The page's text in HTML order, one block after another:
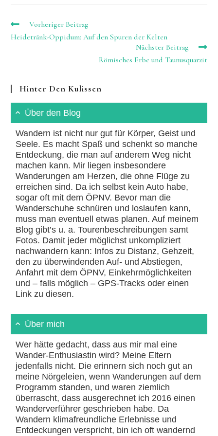
Weitere
ansehen
Vorheriger Beitrag
Heidetränk-Oppidum: Auf den Spuren der Kelten
Nächster Beitrag
Römisches Erbe und Taunusquarzit
Hinter Den Kulissen
Über den Blog
Wandern ist nicht nur gut für Körper, Geist und
Seele. Es macht Spaß und schenkt so manche
Entdeckung, die man auf anderem Weg nicht
machen kann. Mir liegen insbesondere
Wanderungen am Herzen, die ohne Flüge zu
erreichen sind. Da ich selbst kein Auto habe,
sogar oft mit dem ÖPNV. Bevor man die
Wanderschuhe schnüren und loslaufen kann,
muss man eventuell etwas planen. Auf meinem
Blog gibt’s u. a. Tourenbeschreibungen samt
Fotos. Damit jeder möglichst unkompliziert
nachwandern kann: Infos zu Distanz, Gehzeit,
den zu überwindenden Auf- und Abstiegen,
Anfahrt mit dem ÖPNV, Einkehrmöglichkeiten
und – falls möglich – GPS-Tracks oder einen
Link zu diesen.
Über mich
Wer hätte gedacht, dass aus mir mal eine
Wander-Enthusiastin wird? Meine Eltern
jedenfalls nicht. Die erinnern sich noch gut an
meine Nörgeleien, wenn Wanderungen auf dem
Programm standen, und waren ziemlich
überrascht, dass ausgerechnet ich 2016 einen
Wanderverführer geschrieben habe. Da
Wandern klimafreundliche Erlebnisse und
Entdeckungen verspricht, bin ich oft wandernd